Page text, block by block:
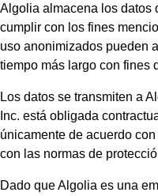
Algolia almacena los datos
cumplir con los fines
uso anonimizados pueden
tiempo más largo con fines
Los datos se transmiten a
Inc. está obligada
únicamente de acuerdo
con las normas de
Dado que Algolia es una